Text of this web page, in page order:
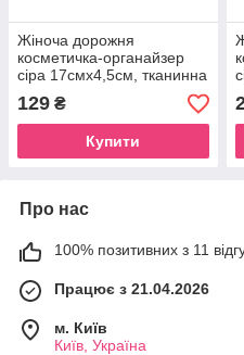
Жіноча дорожня
косметичка-органайзер
сіра 17смх4,5см, тканинна
сумочка для косметики
водонепроникна люкс для
Beauty Luxury Grey
129 ₴
Купити
Про нас
100% позитивних з 11
Працює з 21.04.2026
м. Київ
Київ, Україна